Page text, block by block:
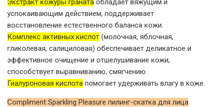
успокаивающим действием, поддерживает
восстановление естественного баланса кожи.
Комплекс активных кислот (молочная, яблочная,
гликолевая, салициловая) обеспечивает деликатное и
эффективное очищение и отшелушивание кожи,
способствует выравниванию, смягчению.
Гиалуроновая кислота помогает удерживать влагу в коже.
Compliment Sparkling Pleasure пилинг-скатка для лица